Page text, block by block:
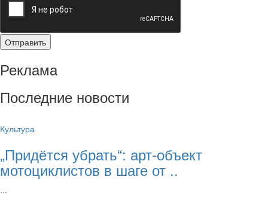
Реклама
Последние новости
Культура
„Придётся убрать“: арт‑объект
мотоциклистов в шаге от ..
...